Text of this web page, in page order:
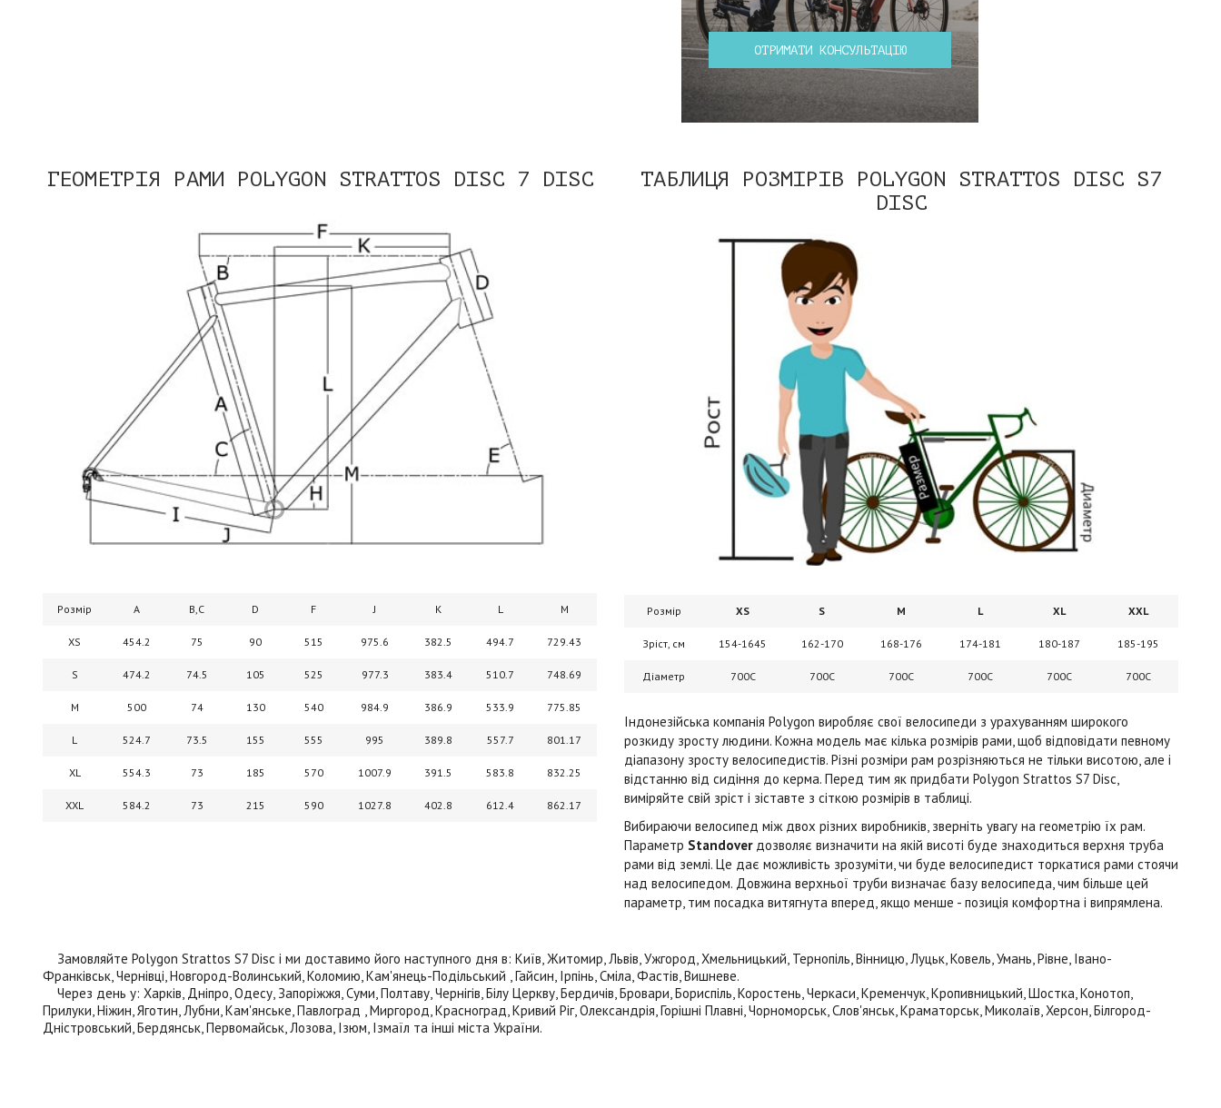
ОТРИМАТИ КОНСУЛЬТАЦІЮ
ГЕОМЕТРІЯ РАМИ POLYGON STRATTOS DISC 7 DISC
Розмір A B,C D F J K L M
XS 454.2 75 90 515 975.6 382.5 494.7 729.43
S 474.2 74.5 105 525 977.3 383.4 510.7 748.69
M 500 74 130 540 984.9 386.9 533.9 775.85
L 524.7 73.5 155 555 995 389.8 557.7 801.17
XL 554.3 73 185 570 1007.9 391.5 583.8 832.25
XXL 584.2 73 215 590 1027.8 402.8 612.4 862.17
ТАБЛИЦЯ РОЗМІРІВ POLYGON STRATTOS DISC S7
DISC
Розмір XS S M L XL XXL
Зріст, см 154-1645 162-170 168-176 174-181 180-187 185-195
Діаметр 700C 700C 700C 700C 700C 700C
Індонезійська компанія Polygon виробляє свої велосипеди з урахуванням широкого
розкиду зросту людини. Кожна модель має кілька розмірів рами, щоб відповідати певному
діапазону зросту велосипедистів. Різні розміри рам розрізняються не тільки висотою, але і
відстанню від сидіння до керма. Перед тим як придбати Polygon Strattos S7 Disc,
виміряйте свій зріст і зіставте з сіткою розмірів в таблиці.
Вибираючи велосипед між двох різних виробників, зверніть увагу на геометрію їх рам.
Параметр Standoverдозволяє визначити на якій висоті буде знаходиться верхня труба
рами від землі. Це дає можливість зрозуміти, чи буде велосипедист торкатися рами стоячи
над велосипедом. Довжина верхньої труби визначає базу велосипеда, чим більше цей
параметр, тим посадка витягнута вперед, якщо менше - позиція комфортна і випрямлена.
Замовляйте Polygon Strattos S7 Disc і ми доставимо його наступного дня в: Київ, Житомир, Львів, Ужгород, Хмельницький, Тернопіль, Вінницю, Луцьк, Ковель, Умань, Рівне, Івано-
Франківськ, Чернівці, Новгород-Волинський, Коломию, Кам'янець-Подільський , Гайсин, Ірпінь, Сміла, Фастів, Вишневе.
Через день у: Харків, Дніпро, Одесу, Запоріжжя, Суми, Полтаву, Чернігів, Білу Церкву, Бердичів, Бровари, Бориспіль, Коростень, Черкаси, Кременчук, Кропивницький, Шостка, Конотоп,
Прилуки, Ніжин, Яготин, Лубни, Кам'янське, Павлоград , Миргород, Красноград, Кривий Ріг, Олександрія, Горішні Плавні, Чорноморськ, Слов'янськ, Краматорськ, Миколаїв, Херсон, Білгород-
Дністровський, Бердянськ, Первомайськ, Лозова, Ізюм, Ізмаїл та інші міста України.